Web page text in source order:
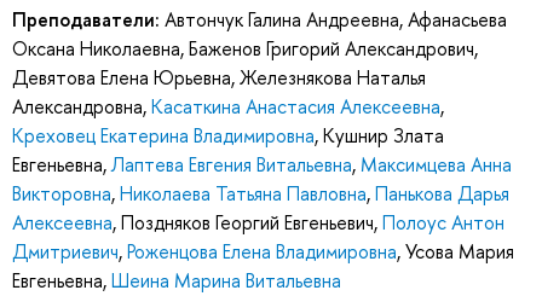
Преподаватели: Автончук Галина Андреевна,Афанасьева
Оксана Николаевна,Баженов Григорий Александрович,
Девятова Елена Юрьевна,Железнякова Наталья
Александровна,Касаткина Анастасия Алексеевна,
Креховец Екатерина Владимировна,Кушнир Злата
Евгеньевна,Лаптева Евгения Витальевна, Максимцева Анна
Викторовна,Николаева Татьяна Павловна,Панькова Дарья
Алексеевна,Поздняков Георгий Евгеньевич,Полоус Антон
Дмитриевич,Роженцова Елена Владимировна,Усова Мария
Евгеньевна,Шеина Марина Витальевна